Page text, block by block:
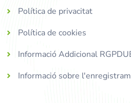
Política de privacitat
Política de cookies
Informació Addicional
Informació sobre